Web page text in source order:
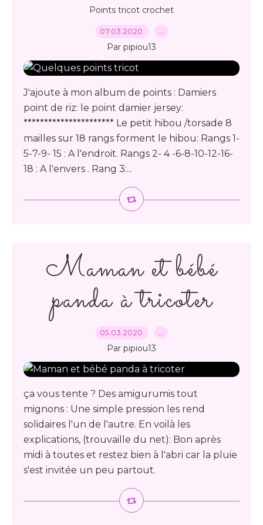
Points tricot crochet
07.03.2020 …
Par pipiou13
J'ajoute à mon album de points : Damiers
point de riz: le point damier jersey:
********************** Le petit hibou /torsade 8
mailles sur 18 rangs forment le hibou: Rangs 1-
5-7-9- 15 : A l'endroit. Rangs 2- 4 -6-8-10-12-16-
18 : A l'envers . Rang 3:...
Maman et bébé
panda à tricoter
05.03.2020 …
Par pipiou13
ça vous tente ? Des amigurumis tout
mignons : Une simple pression les rend
solidaires l'un de l'autre. En voilà les
explications, (trouvaille du net): Bon après
midi à toutes et restez bien à l'abri car la pluie
s'est invitée un peu partout.